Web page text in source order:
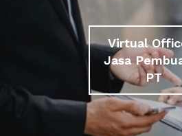
Virtual
Jasa
PT